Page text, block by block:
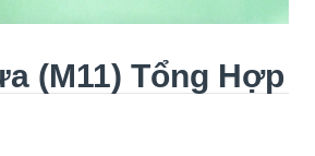
(M11) Tổng Hợp